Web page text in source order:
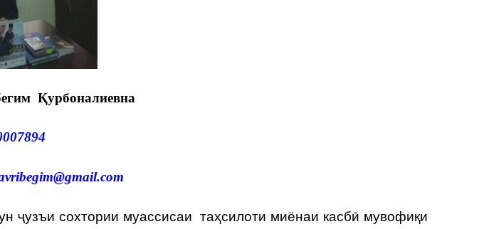
Қурбоналиевна
ҷузъи сохтории муассисаи таҳсилоти миёнаи касбӣ мувофиқи